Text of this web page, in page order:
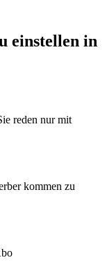
einstellen in
reden nur mit
kommen zu